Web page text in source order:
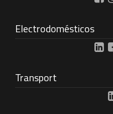
Electrodomésticos
Transport